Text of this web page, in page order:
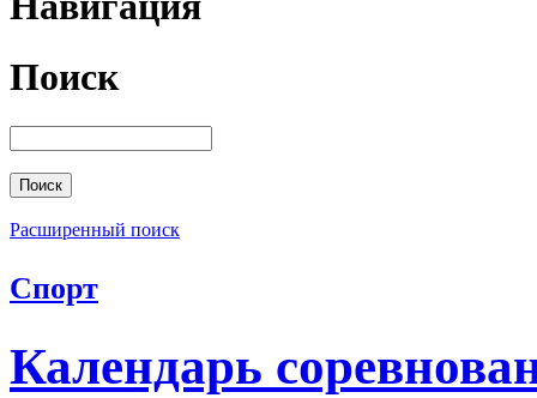
Поиск
Расширенный поиск
Спорт
Календарь